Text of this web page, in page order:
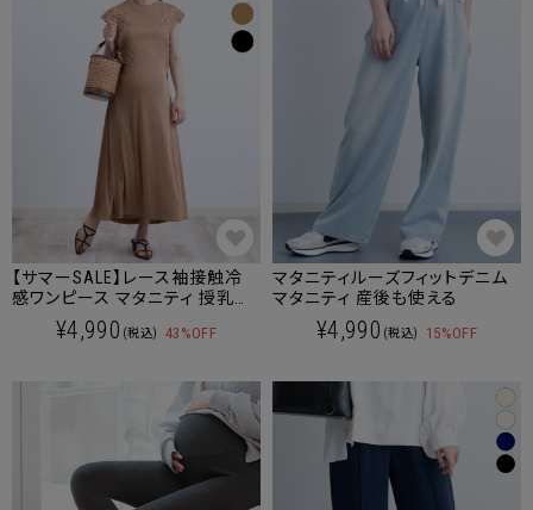
【サマーSALE】レース袖接触冷
感ワンピース マタニティ 授乳服
産後も使える
¥4,990 (税込) 43%OFF
マタニティルーズフィットデニム
マタニティ 産後も使える
¥4,990 (税込) 15%OFF